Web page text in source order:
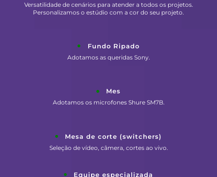
Versatilidade de cenários para atender a todos os projetos.
Personalizamos o estúdio com a cor do seu projeto.
Fundo Ripado
Adotamos as queridas Sony.
Mes
Adotamos os microfones Shure SM7B.
Mesa de corte (switchers)
Seleção de vídeo, câmera, cortes ao vivo.
Equipe especializada